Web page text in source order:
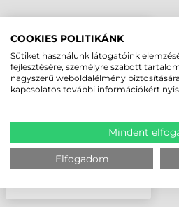
DATALOGIC ÁLLVÁNY,
AUTOMATA, FEHÉR
COOKIES POLITIKÁNK
Sütiket használunk látogatóink
fejlesztésére, személyre szabott
nagyszerű weboldalélmény
kapcsolatos további információkért
Mindent
Elfogadom